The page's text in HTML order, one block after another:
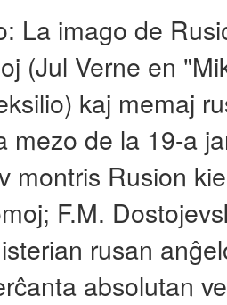
La imago de
(Jul Verne en
kaj memaj
mezo de la 19-a
montris Rusion
F.M.
rusan
absolutan